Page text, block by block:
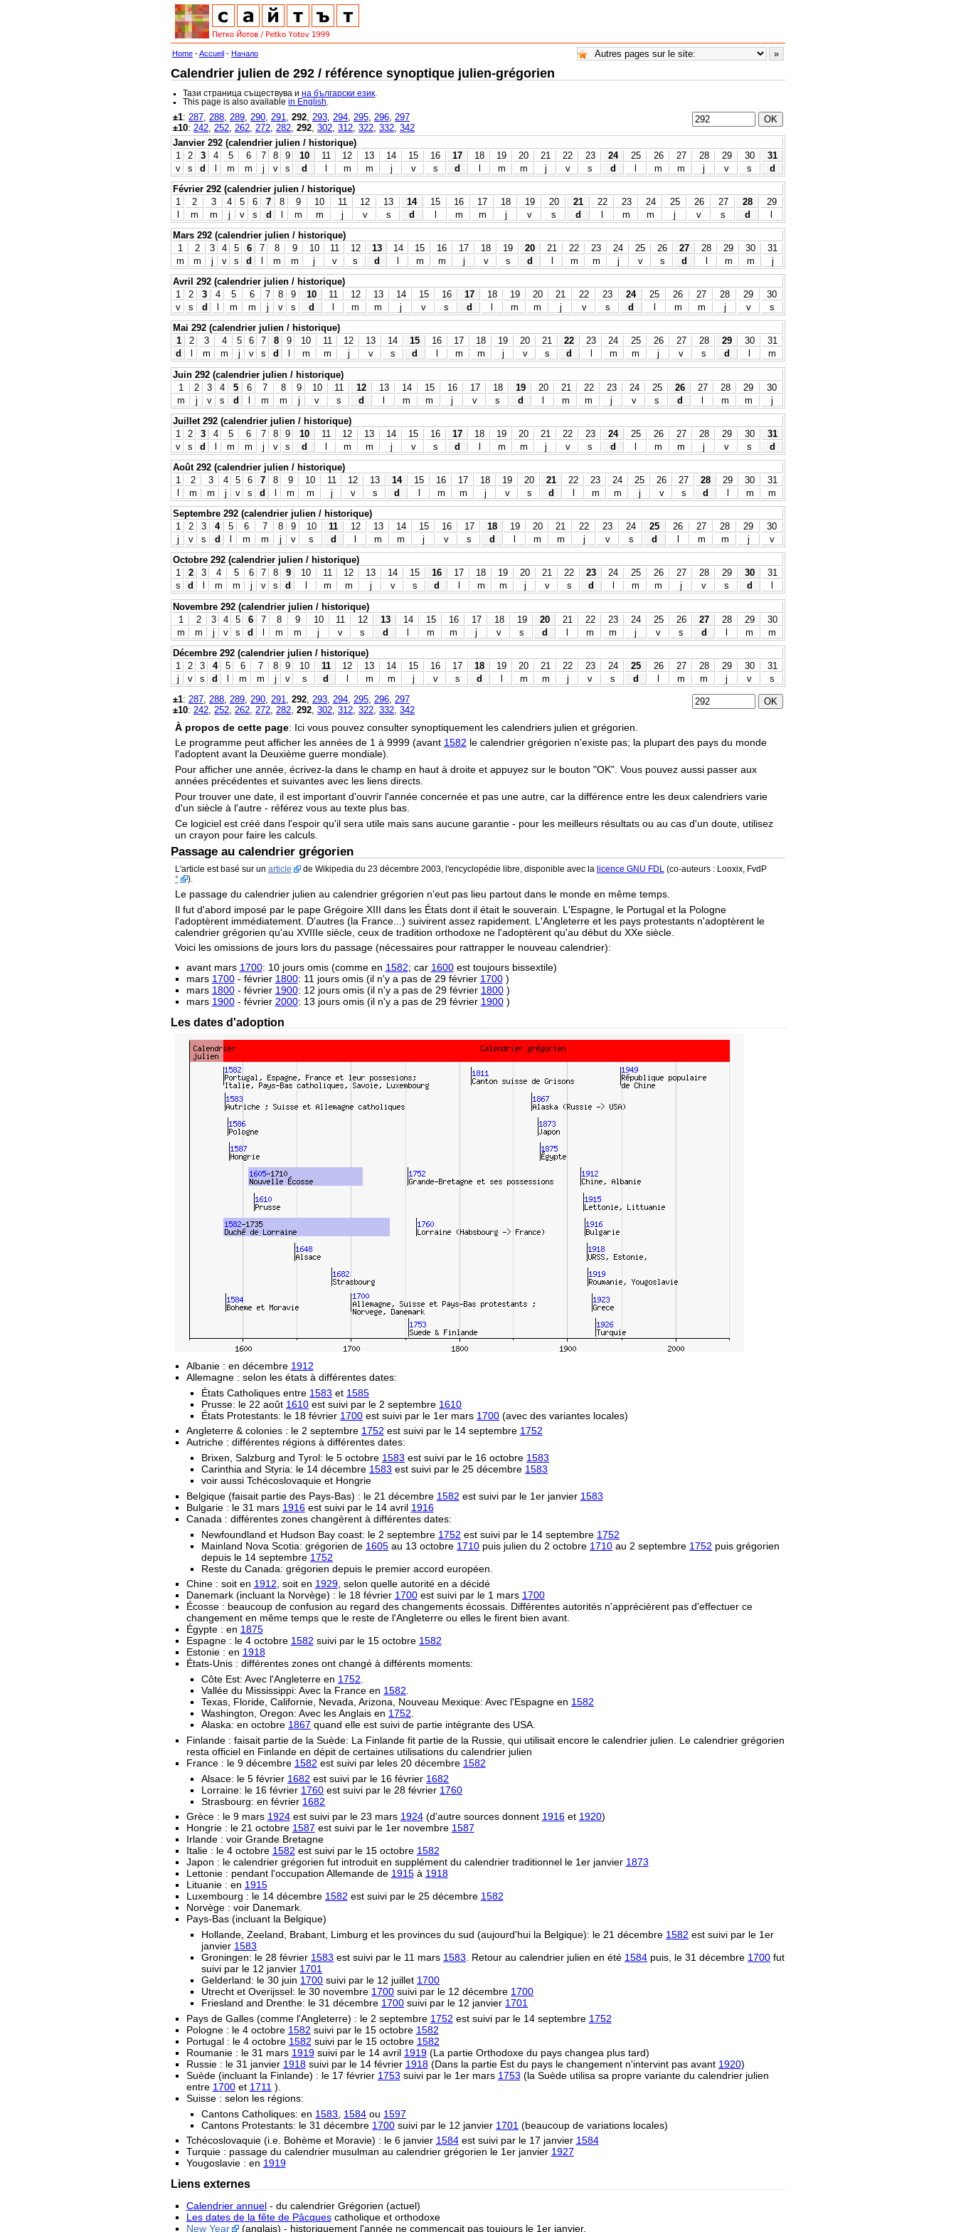
Home -Accueil - Начало
Calendrier julien de 292 / référence synoptique julien-grégorien
Тази страница съществува ина български език
This page is also availablein English
±1: 287 288 289 290 291 292 293 294 295 296 297
±10: 242 252 262 272 282 292 302 312 322 332 342
Janvier 292 (calendrier julien / historique)
1
2 3 4 5 6 7 8 9 10 11 12 13 14 15 16 17 18 19 20 21 22 23 24 25 26 27 28 29 30
31
v
s d l m m j v s d l m m j v s d l m m j v s d l m m j v s
d
Février 292 (calendrier julien / historique)
1
2 3 4 5 6 7 8 9 10 11 12 13 14 15 16 17 18 19 20 21 22 23 24 25 26 27 28
29
m m j v s d m m j v s d m m j v s d m m j v s d
Mars 292 (calendrier julien / historique)
1
2 3 4 5 6 7 8 9 10 11 12 13 14 15 16 17 18 19 20 21 22 23 24 25 26 27 28 29 30
31
m
m j v s d m m j v s d m m j v s d m m j v s d m m
j
Avril 292 (calendrier julien / historique)
1
2 3 4 5 6 7 8 9 10 11 12 13 14 15 16 17 18 19 20 21 22 23 24 25 26 27 28 29
30
v
s d m m j v s d m m j v s d m m j v s d m m j v
s
Mai 292 (calendrier julien / historique)
1
2 3 4 5 6 7 8 9 10 11 12 13 14 15 16 17 18 19 20 21 22 23 24 25 26 27 28 29 30
31
d
m m j v s d m m j v s d m m j v s d m m j v s d
m
Juin 292 (calendrier julien / historique)
1
2 3 4 5 6 7 8 9 10 11 12 13 14 15 16 17 18 19 20 21 22 23 24 25 26 27 28 29
30
m
j v s d l m m j v s d l m m j v s d l m m j v s d l m m
j
Juillet 292 (calendrier julien / historique)
1
2 3 4 5 6 7 8 9 10 11 12 13 14 15 16 17 18 19 20 21 22 23 24 25 26 27 28 29 30
31
v
s d m m j v s d m m j v s d m m j v s d m m j v s
d
Août 292 (calendrier julien / historique)
1
2 3 4 5 6 7 8 9 10 11 12 13 14 15 16 17 18 19 20 21 22 23 24 25 26 27 28 29 30
31
m m j v s d m m j v s d m m j v s d m m j v s d m
m
Septembre 292 (calendrier julien / historique)
1
2 3 4 5 6 7 8 9 10 11 12 13 14 15 16 17 18 19 20 21 22 23 24 25 26 27 28 29
30
j
v s d m m j v s d m m j v s d m m j v s d m m j
v
Octobre 292 (calendrier julien / historique)
1
2 3 4 5 6 7 8 9 10 11 12 13 14 15 16 17 18 19 20 21 22 23 24 25 26 27 28 29 30
31
s
d m m j v s d m m j v s d m m j v s d m m j v s d
Novembre 292 (calendrier julien / historique)
1
2 3 4 5 6 7 8 9 10 11 12 13 14 15 16 17 18 19 20 21 22 23 24 25 26 27 28 29
30
m
m j v s d l m m j v s d l m m j v s d l m m j v s d l m
m
Décembre 292 (calendrier julien / historique)
1
2 3 4 5 6 7 8 9 10 11 12 13 14 15 16 17 18 19 20 21 22 23 24 25 26 27 28 29 30
31
j
v s d l m m j v s d l m m j v s d l m m j v s d l m m j v
s
±1: 287 288 289 290 291 292 293 294 295 296 297
±10: 242 252 262 272 282 292 302 312 322 332 342
À propos de cette page: Ici vous pouvez consulter synoptiquement les calendriers julien et grégorien.
Le programme peut afficher les années de 1 à 9999 (avant 1582 le calendrier grégorien n'existe pas; la plupart des pays du monde
l'adoptent avant la Deuxième guerre mondiale).
Pour afficher une année, écrivez-la dans le champ en haut à droite et appuyez sur le bouton "OK". Vous pouvez aussi passer aux
années précédentes et suivantes avec les liens directs.
Pour trouver une date, il est important d'ouvrir l'année concernée et pas une autre, car la différence entre les deux calendriers varie
d'un siècle à l'autre - référez vous au texte plus bas.
Ce logiciel est créé dans l'espoir qu'il sera utile mais sans aucune garantie - pour les meilleurs résultats ou au cas d'un doute, utilisez
un crayon pour faire les calculs.
Passage au calendrier grégorien
L'article est basé sur un article de Wikipedia du 23 décembre 2003, l'encyclopédie libre, disponible avec la licence GNU FDL(co-auteurs : Looxix, FvdP
*
).
Le passage du calendrier julien au calendrier grégorien n'eut pas lieu partout dans le monde en même temps.
Il fut d'abord imposé par le pape Grégoire XIII dans les États dont il était le souverain. L'Espagne, le Portugal et la Pologne
l'adoptèrent immédiatement. D'autres (la France...) suivirent assez rapidement. L'Angleterre et les pays protestants n'adoptèrent le
calendrier grégorien qu'au XVIIIe siècle, ceux de tradition orthodoxe ne l'adoptèrent qu'au début du XXe siècle.
Voici les omissions de jours lors du passage (nécessaires pour rattrapper le nouveau calendrier):
avant mars 1700: 10 jours omis (comme en 1582; car 1600est toujours bissextile)
mars 1700- février 1800: 11 jours omis (il n'y a pas de 29 février 1700)
mars 1800- février 1900: 12 jours omis (il n'y a pas de 29 février 1800)
mars 1900- février 2000: 13 jours omis (il n'y a pas de 29 février 1900)
Les dates d'adoption
Albanie : en décembre 1912
Allemagne : selon les états à différentes dates:
États Catholiques entre 1583 et 1585
Prusse: le 22 août 1610 est suivi par le 2 septembre 1610
États Protestants: le 18 février 1700 est suivi par le 1er mars 1700 (avec des variantes locales)
Angleterre & colonies : le 2 septembre 1752 est suivi par le 14 septembre 1752
Autriche : différentes régions à différentes dates:
Brixen, Salzburg and Tyrol: le 5 octobre 1583 est suivi par le 16 octobre 1583
Carinthia and Styria: le 14 décembre 1583 est suivi par le 25 décembre 1583
voir aussi Tchécoslovaquie et Hongrie
Belgique (faisait partie des Pays-Bas) : le 21 décembre 1582 est suivi par le 1er janvier 1583
Bulgarie : le 31 mars 1916est suivi par le 14 avril 1916
Canada : différentes zones changèrent à différentes dates:
Newfoundland et Hudson Bay coast: le 2 septembre 1752 est suivi par le 14 septembre 1752
Mainland Nova Scotia: grégorien de 1605 au 13 octobre 1710 puis julien du 2 octobre 1710 au 2 septembre 1752 puis grégorien
depuis le 14 septembre 1752
Reste du Canada: grégorien depuis le premier accord européen.
Chine : soit en 1912, soit en 1929, selon quelle autorité en a décidé
Danemark (incluant la Norvège) : le 18 février 1700est suivi par le 1 mars 1700
Écosse : beaucoup de confusion au regard des changements écossais. Différentes autorités n'apprécièrent pas d'effectuer ce
changement en même temps que le reste de l'Angleterre ou elles le firent bien avant.
Égypte : en 1875
Espagne : le 4 octobre 1582 suivi par le 15 octobre 1582
Estonie : en 1918
États-Unis : différentes zones ont changé à différents moments:
Côte Est: Avec l'Angleterre en 1752.
Vallée du Mississippi: Avec la France en 1582.
Texas, Floride, Californie, Nevada, Arizona, Nouveau Mexique: Avec l'Espagne en 1582
Washington, Oregon: Avec les Anglais en 1752.
Alaska: en octobre 1867 quand elle est suivi de partie intégrante des USA.
Finlande : faisait partie de la Suède: La Finlande fit partie de la Russie, qui utilisait encore le calendrier julien. Le calendrier grégorien
resta officiel en Finlande en dépit de certaines utilisations du calendrier julien
France : le 9 décembre 1582 est suivi par leles 20 décembre 1582
Alsace: le 5 février 1682 est suivi par le 16 février 1682
Lorraine: le 16 février 1760 est suivi par le 28 février 1760
Strasbourg: en février 1682
Grèce : le 9 mars 1924est suivi par le 23 mars 1924(d'autre sources donnent 1916et 1920)
Hongrie : le 21 octobre 1587 est suivi par le 1er novembre 1587
Irlande : voir Grande Bretagne
Italie : le 4 octobre 1582 est suivi par le 15 octobre 1582
Japon : le calendrier grégorien fut introduit en supplément du calendrier traditionnel le 1er janvier 1873
Lettonie : pendant l'occupation Allemande de 1915à 1918
Lituanie : en 1915
Luxembourg : le 14 décembre 1582 est suivi par le 25 décembre 1582
Norvège : voir Danemark.
Pays-Bas (incluant la Belgique)
Hollande, Zeeland, Brabant, Limburg et les provinces du sud (aujourd'hui la Belgique): le 21 décembre 1582 est suivi par le 1er
janvier 1583
Groningen: le 28 février 1583 est suivi par le 11 mars 1583. Retour au calendrier julien en été 1584 puis, le 31 décembre 1700 fut
suivi par le 12 janvier 1701
Gelderland: le 30 juin 1700 suivi par le 12 juillet 1700
Utrecht et Overijssel: le 30 novembre 1700 suivi par le 12 décembre 1700
Friesland and Drenthe: le 31 décembre 1700 suivi par le 12 janvier 1701
Pays de Galles (comme l'Angleterre) : le 2 septembre 1752 est suivi par le 14 septembre 1752
Pologne : le 4 octobre 1582 suivi par le 15 octobre 1582
Portugal : le 4 octobre 1582 suivi par le 15 octobre 1582
Roumanie : le 31 mars 1919suivi par le 14 avril 1919(La partie Orthodoxe du pays changea plus tard)
Russie : le 31 janvier 1918suivi par le 14 février 1918(Dans la partie Est du pays le changement n'intervint pas avant 1920)
Suède (incluant la Finlande) : le 17 février 1753 suivi par le 1er mars 1753 (la Suède utilisa sa propre variante du calendrier julien
entre 1700et 1711 ).
Suisse : selon les régions:
Cantons Catholiques: en 1583 1584 ou 1597
Cantons Protestants: le 31 décembre 1700 suivi par le 12 janvier 1701 (beaucoup de variations locales)
Tchécoslovaquie (i.e. Bohème et Moravie) : le 6 janvier 1584est suivi par le 17 janvier 1584
Turquie : passage du calendrier musulman au calendrier grégorien le 1er janvier 1927
Yougoslavie : en 1919
Liens externes
Calendrier annuel- du calendrier Grégorien (actuel)
Les dates de la fête de Pâcquescatholique et orthodoxe
New Year
(anglais) - historiquement l'année ne commençait pas toujours le 1er janvier.